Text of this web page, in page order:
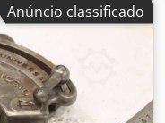
Anúncio classificado